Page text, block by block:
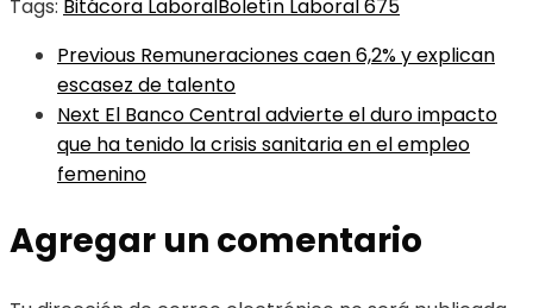
Tags: Bitácora LaboralBoletín Laboral 675
Previous Remuneraciones caen 6,2% y explican
escasez de talento
Next El Banco Central advierte el duro impacto
que ha tenido la crisis sanitaria en el empleo
femenino
Agregar un comentario